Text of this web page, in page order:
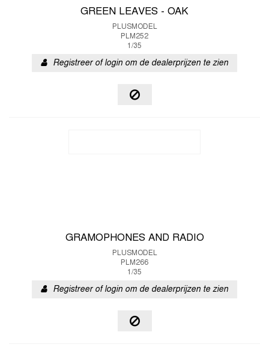
GREEN LEAVES - OAK
PLUSMODEL
PLM252
1/35
Registreer of login om de dealerprijzen te zien
GRAMOPHONES AND RADIO
PLUSMODEL
PLM266
1/35
Registreer of login om de dealerprijzen te zien